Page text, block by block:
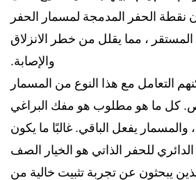
نقطة الحفر المدمجة لمسمار الحفر
، مما يقلل من خطر الانزلاق
والإصابة.
التعامل مع هذا النوع من المسمار
كل ما هو مطلوب هو مفك البراغي
والمسمار يفعل الباقي. غالبًا ما يكون
للحفر الذاتي هو الخيار الصف
يبحثون عن تجربة تثبيت خالية من